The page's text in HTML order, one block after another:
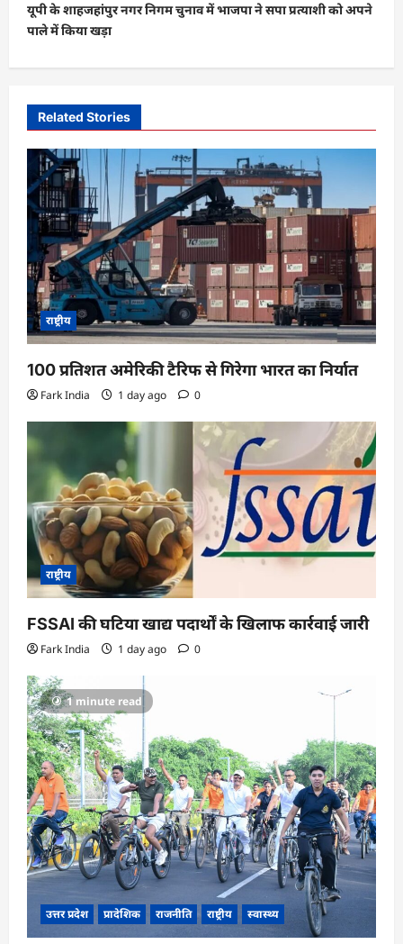
n
a
v
g
a
t
i
o
n
यूपी के शाहजहांपुर नगर निगम चुनाव में भाजपा ने सपा प्रत्याशी को अपने
पाले में किया खड़ा
Related Stories
राष्ट्रीय
100 प्रतिशत अमेरिकी टैरिफ से गिरेगा भारत का निर्यात
Fark India 1 day ago 0
राष्ट्रीय
FSSAI की घटिया खाद्य पदार्थों के खिलाफ कार्रवाई जारी
Fark India 1 day ago 0
1 minute read
उत्तर प्रदेश प्रादेशिक राजनीति राष्ट्रीय स्वास्थ्य